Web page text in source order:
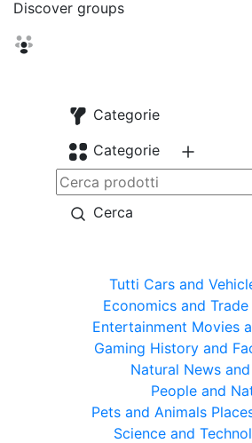
Discover groups
Categorie
Categorie
Cerca
Tutti Cars and
Economics and Trade
Entertainment Movies
Gaming History and
Natural News
People and
Pets and Animals
Science and